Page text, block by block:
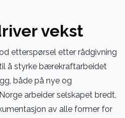
vekst
etterspørsel etter rådgivning
å styrke bærekraftarbeidet
både på nye og
arbeider selskapet bredt,
av alle former for